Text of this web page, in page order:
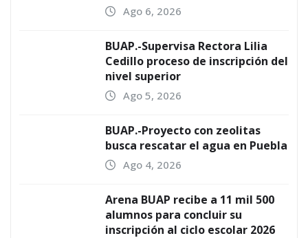
Ago 6, 2026
BUAP.-Supervisa Rectora Lilia
Cedillo proceso de inscripción del
nivel superior
Ago 5, 2026
BUAP.-Proyecto con zeolitas
busca rescatar el agua en Puebla
Ago 4, 2026
Arena BUAP recibe a 11 mil 500
alumnos para concluir su
inscripción al ciclo escolar 2026